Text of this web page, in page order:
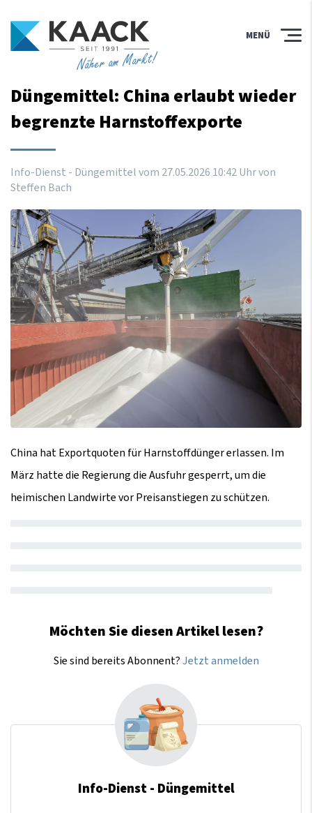
Näher am Markt!
MENÜ
Düngemittel: China erlaubt wieder
begrenzte Harnstoffexporte
Info-Dienst - Düngemittel vom 27.05.2026 10:42Uhrvon
Steffen Bach
China hat Exportquoten für Harnstoffdünger erlassen. Im
März hatte die Regierung die Ausfuhr gesperrt, um die
heimischen Landwirte vor Preisanstiegen zu schützen.
Möchten Sie diesen Artikel lesen?
Sie sind bereits Abonnent?Jetzt anmelden
Info-Dienst - Düngemittel